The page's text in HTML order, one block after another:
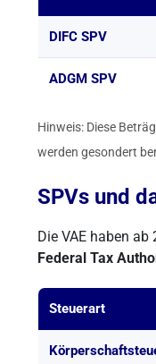
DIFC SPV
ADGM SPV
Hinweis: Diese
werden gesondert
SPVs und
Die VAE haben
Federal Tax
Steuerart